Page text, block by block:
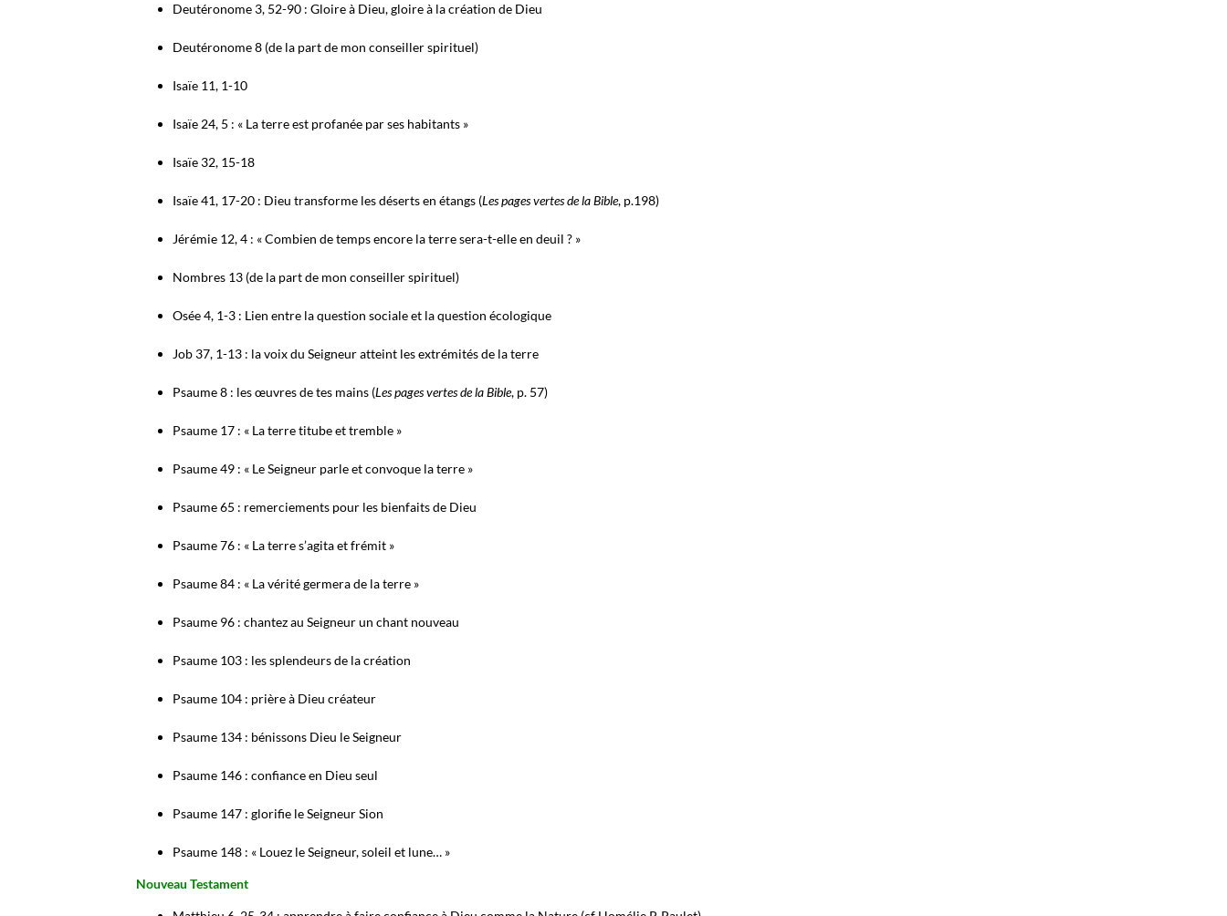
Deutéronome 3, 52-90 : Gloire à Dieu, gloire à la création de Dieu
Deutéronome 8 (de la part de mon conseiller spirituel)
Isaïe 11, 1-10
Isaïe 24, 5 : « La terre est profanée par ses habitants »
Isaïe 32, 15-18
Isaïe 41, 17-20 : Dieu transforme les déserts en étangs (Les pages vertes de la Bible, p.198)
Jérémie 12, 4 : « Combien de temps encore la terre sera-t-elle en deuil ? »
Nombres 13 (de la part de mon conseiller spirituel)
Osée 4, 1-3 : Lien entre la question sociale et la question écologique
Job 37, 1-13 : la voix du Seigneur atteint les extrémités de la terre
Psaume 8 : les œuvres de tes mains (Les pages vertes de la Bible, p. 57)
Psaume 17 : « La terre titube et tremble »
Psaume 49 : « Le Seigneur parle et convoque la terre »
Psaume 65 : remerciements pour les bienfaits de Dieu
Psaume 76 : « La terre s’agita et frémit »
Psaume 84 : « La vérité germera de la terre »
Psaume 96 : chantez au Seigneur un chant nouveau
Psaume 103 : les splendeurs de la création
Psaume 104 : prière à Dieu créateur
Psaume 134 : bénissons Dieu le Seigneur
Psaume 146 : confiance en Dieu seul
Psaume 147 : glorifie le Seigneur Sion
Psaume 148 : « Louez le Seigneur, soleil et lune… »
Nouveau Testament